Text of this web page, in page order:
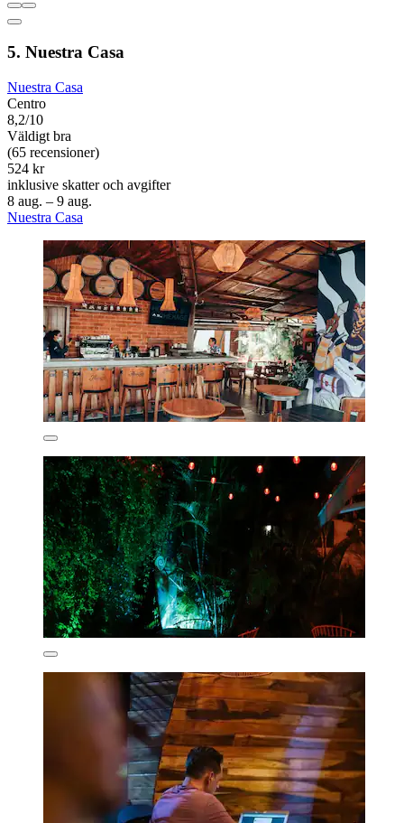
5. Nuestra Casa
Nuestra Casa
Centro
8,2/10
Väldigt bra
(65 recensioner)
524 kr
inklusive skatter och avgifter
8 aug. – 9 aug.
Nuestra Casa